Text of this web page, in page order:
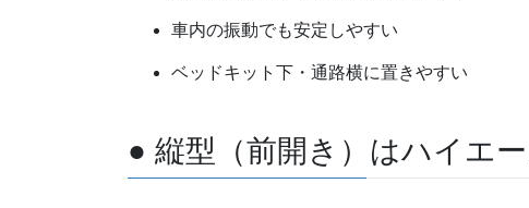
車内の振動でも安定しやすい
ベッドキット下・通路横に置きやすい
● 縦型（前開き）はハイエ